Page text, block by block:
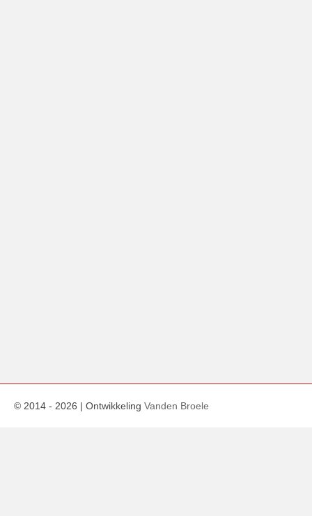
© 2014 - 2026 | Ontwikkeling Vanden Broele